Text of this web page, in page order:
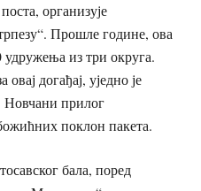
организује
Прошле године, ова
удружења из три округа.
догађај, уједно је
Новчани прилог
поклон пакета.
бала, поред